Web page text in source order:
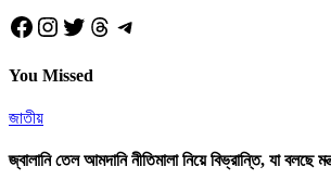
Facebook
Instagram
Twitter
Threads
Telegram
You Missed
জাতীয়
জ্বালানি তেল আমদানি নীতিমালা নিয়ে বিভ্রান্তি, যা বলছে